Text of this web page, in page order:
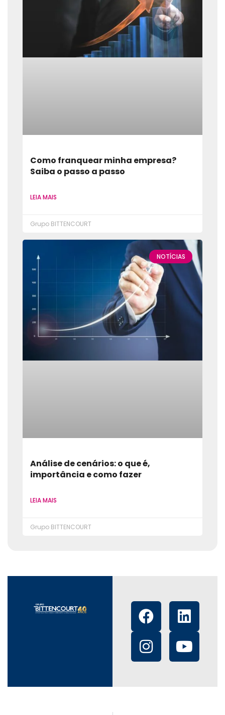
Como franquear minha empresa?
Saiba o passo a passo
LEIA MAIS
Grupo BITTENCOURT
NOTÍCIAS
Análise de cenários: o que é,
importância e como fazer
LEIA MAIS
Grupo BITTENCOURT